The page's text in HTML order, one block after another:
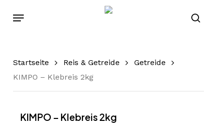
Menu
Startseite Reis & Getreide
Getreide
KIMPO – Klebreis 2kg
KIMPO – Klebreis 2kg